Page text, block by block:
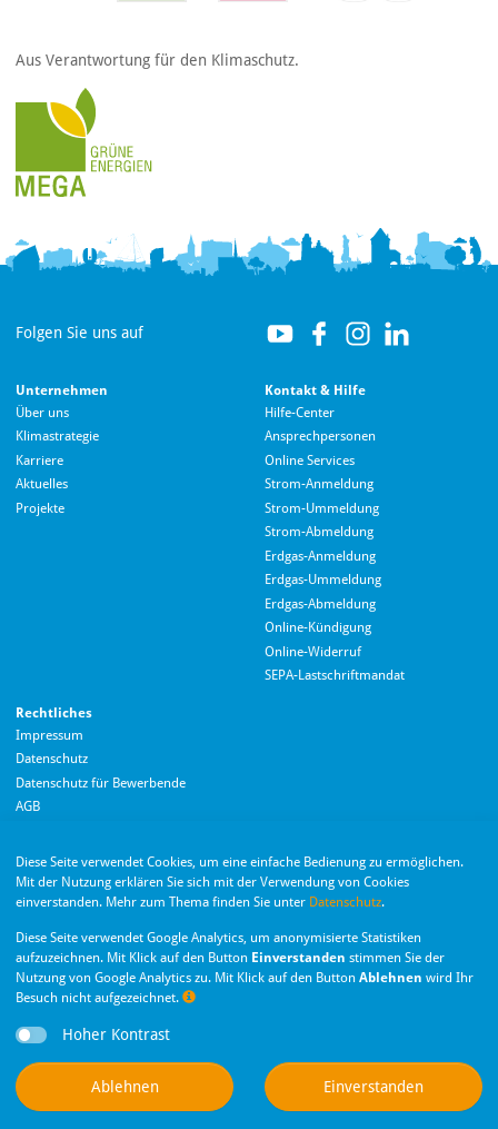
Aus Verantwortung für den Klimaschutz.
Folgen Sie uns auf
Unternehmen
Über uns
Klimastrategie
Karriere
Aktuelles
Projekte
Kontakt & Hilfe
Hilfe-Center
Ansprechpersonen
Online Services
Strom-Anmeldung
Strom-Ummeldung
Strom-Abmeldung
Erdgas-Anmeldung
Erdgas-Ummeldung
Erdgas-Abmeldung
Online-Kündigung
Online-Widerruf
SEPA-Lastschriftmandat
Rechtliches
Impressum
Datenschutz
Datenschutz für Bewerbende
AGB
GmbH ist eine Tochter­gesellschaft der Stadt Monheim
am Rhein.
Diese Seite verwendet Cookies, um eine einfache Bedienung zu ermöglichen.
Mit der Nutzung erklären Sie sich mit der Verwendung von Cookies
einverstanden. Mehr zum Thema finden Sie unter Datenschutz.
Diese Seite verwendet Google Analytics, um anonymisierte Statistiken
aufzuzeichnen. Mit Klick auf den Button Einverstanden stimmen Sie der
Nutzung von Google Analytics zu. Mit Klick auf den Button Ablehnen wird Ihr
Besuch nicht aufgezeichnet.
Hoher Kontrast
Ablehnen Einverstanden
Wir nutzen Langdock zur Bereitstellung eines KI-Chatbots. Mit dem Laden des
Chatbots erklären Sie sich mit der
Datenschutzerklärung von Langdock
Chatbot laden
Dieser Chatbot basiert auf Künstlicher Intelligenz (KI). KI-generierte Antworten
können Fehler enthalten. Weitere Informationen zur Nutzung finden Sie unter
Datenschutz.